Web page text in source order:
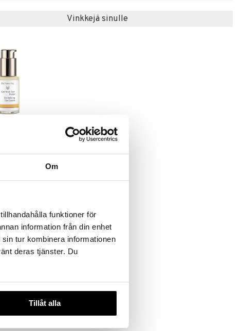
Om
funktioner för
information från din enhet
tur kombinera informationen
deras tjänster. Du
Tillåt alla
Vinkkejä sinulle